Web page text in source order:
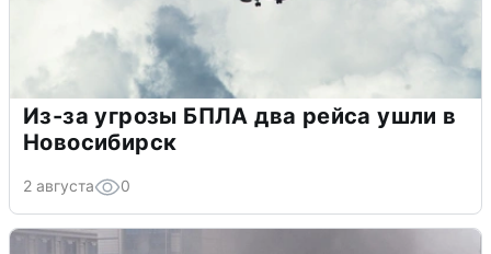
Из-за угрозы БПЛА два рейса ушли в
Новосибирск
2 августа 0